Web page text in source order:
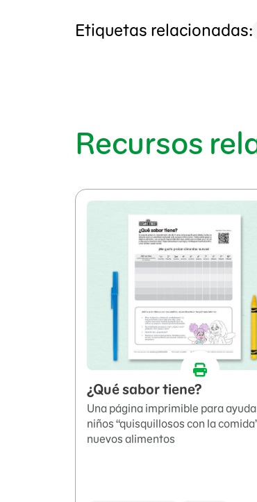
Etiquetas relacionadas:
Recursos
¿Qué sabor tiene?
Una página imprimible para
niños “quisquillosos con la
nuevos alimentos